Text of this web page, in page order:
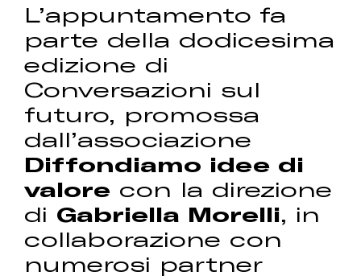
L’appuntamento fa
parte della dodicesima
edizione di
Conversazioni sul
futuro, promossa
dall’associazione
Diffondiamo idee di
valore con la direzione
di Gabriella Morelli, in
collaborazione con
numerosi partner